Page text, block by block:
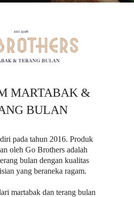
MARTABAK &
BULAN
pada tahun 2016. Produk
oleh Go Brothers adalah
bulan dengan kualitas
yang beraneka ragam.
martabak dan terang bulan